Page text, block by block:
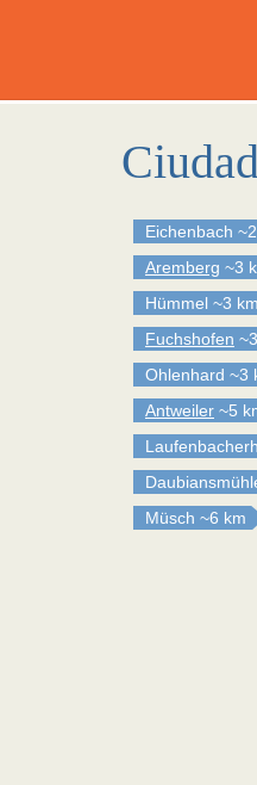
Eichenbach
Aremberg ~3
Hümmel ~3 km
Fuchshofen
Ohlenhard ~3
Antweiler ~5
Müsch ~6 km